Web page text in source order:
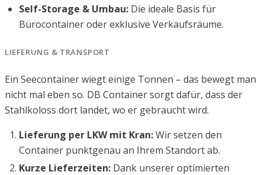
Self-Storage & Umbau: Die ideale Basis für
Bürocontainer oder exklusive Verkaufsräume.
LIEFERUNG & TRANSPORT
Ein Seecontainer wiegt einige Tonnen – das bewegt man
nicht mal eben so. DB Container sorgt dafür, dass der
Stahlkoloss dort landet, wo er gebraucht wird.
Lieferung per LKW mit Kran:Wir setzen den
Container punktgenau an Ihrem Standort ab.
Kurze Lieferzeiten: Dank unserer optimierten